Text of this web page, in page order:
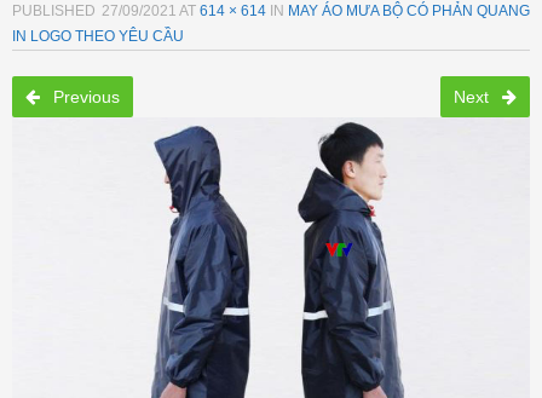
PUBLISHED 27/09/2021 AT 614 × 614 IN MAY ÁO MƯA BỘ CÓ PHẢN QUANG
IN LOGO THEO YÊU CẦU
Previous Next